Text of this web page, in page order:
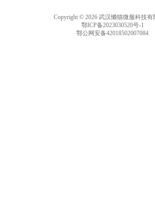
Copyright © 2026 武汉懒猫微服科技有
鄂ICP备2023030520号-1
鄂公网安备42018502007084